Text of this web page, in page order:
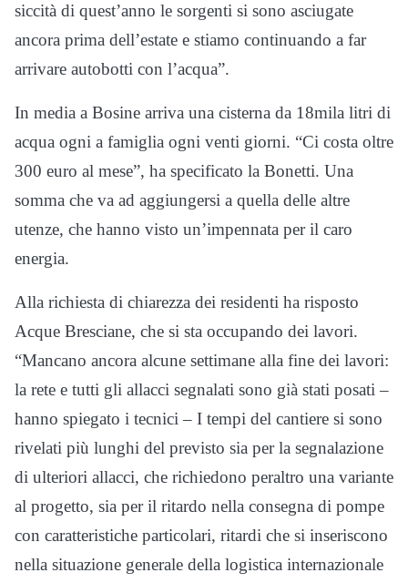
siccità di quest’anno le sorgenti si sono asciugate
ancora prima dell’estate e stiamo continuando a far
arrivare autobotti con l’acqua”.
In media a Bosine arriva una cisterna da 18mila litri di
acqua ogni a famiglia ogni venti giorni. “Ci costa oltre
300 euro al mese”, ha specificato la Bonetti. Una
somma che va ad aggiungersi a quella delle altre
utenze, che hanno visto un’impennata per il caro
energia.
Alla richiesta di chiarezza dei residenti ha risposto
Acque Bresciane, che si sta occupando dei lavori.
“Mancano ancora alcune settimane alla fine dei lavori:
la rete e tutti gli allacci segnalati sono già stati posati –
hanno spiegato i tecnici – I tempi del cantiere si sono
rivelati più lunghi del previsto sia per la segnalazione
di ulteriori allacci, che richiedono peraltro una variante
al progetto, sia per il ritardo nella consegna di pompe
con caratteristiche particolari, ritardi che si inseriscono
nella situazione generale della logistica internazionale